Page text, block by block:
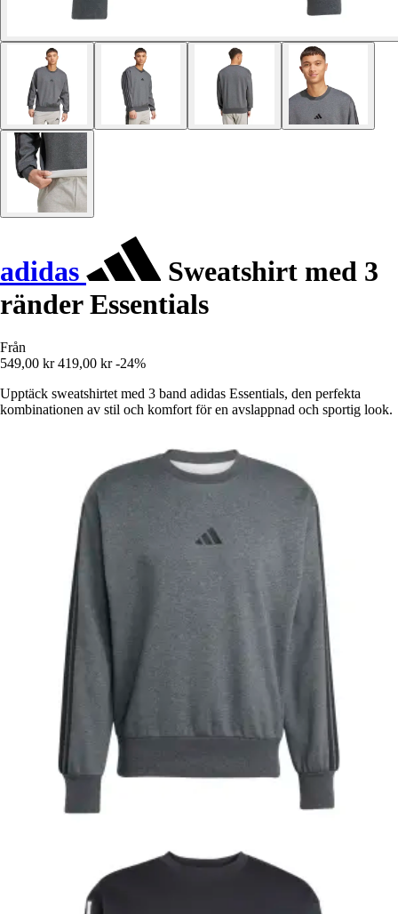
adidas
Sweatshirt med 3
ränder Essentials
Från
549,00 kr 419,00 kr -24%
Upptäck sweatshirtet med 3 band adidas Essentials, den perfekta
kombinationen av stil och komfort för en avslappnad och sportig look.